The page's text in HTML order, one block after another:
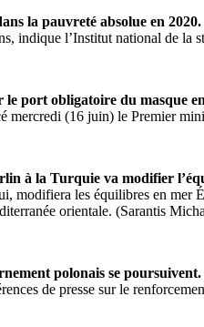
la pauvreté absolue en 2020.
indique l’Institut national de
le port obligatoire du masque
mercredi (16 juin) le Premier
à la Turquie va modifier
modifiera les équilibres en mer
orientale. (Sarantis
polonais se poursuivent.
de presse sur le